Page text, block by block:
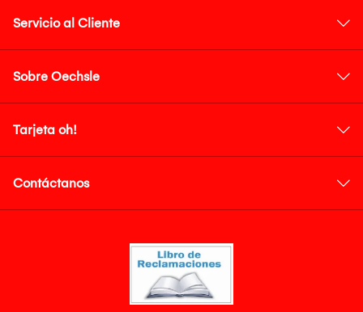
Servicio al Cliente
Sobre Oechsle
Tarjeta oh!
Contáctanos